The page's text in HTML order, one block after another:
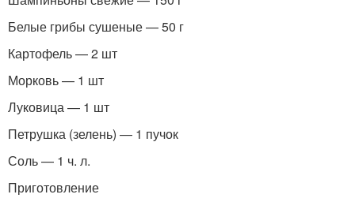
Белые грибы сушеные — 50 г
Картофель — 2 шт
Морковь — 1 шт
Луковица — 1 шт
Петрушка (зелень) — 1 пучок
Соль — 1 ч. л.
Приготовление